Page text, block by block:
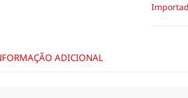
ADICIONAL